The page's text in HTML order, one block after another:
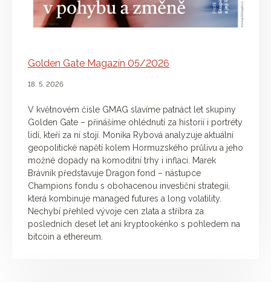
Golden Gate Magazín 05/2026
18. 5. 2026
V květnovém čísle GMAG slavíme patnáct let skupiny
Golden Gate – přinášíme ohlédnutí za historií i portréty
lidí, kteří za ní stojí. Monika Rybová analyzuje aktuální
geopolitické napětí kolem Hormuzského průlivu a jeho
možné dopady na komoditní trhy i inflaci. Marek
Brávník představuje Dragon fond – nástupce
Champions fondu s obohacenou investiční strategií,
která kombinuje managed futures a long volatility.
Nechybí přehled vývoje cen zlata a stříbra za
posledních deset let ani kryptookénko s pohledem na
bitcoin a ethereum.